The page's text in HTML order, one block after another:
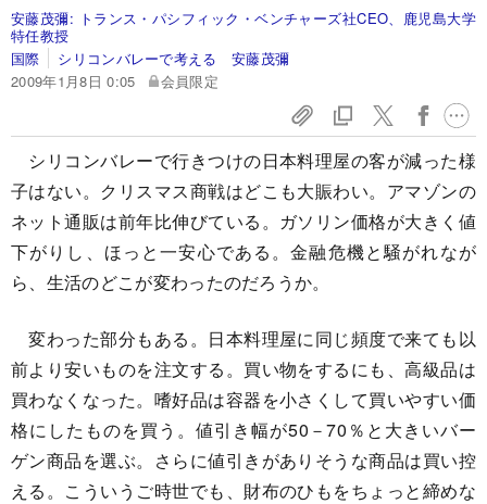
安藤茂彌: トランス・パシフィック・ベンチャーズ社CEO、鹿児島大学
特任教授
国際
シリコンバレーで考える 安藤茂彌
2009年1月8日 0:05
会員限定
シリコンバレーで行きつけの日本料理屋の客が減った様
子はない。クリスマス商戦はどこも大賑わい。アマゾンの
ネット通販は前年比伸びている。ガソリン価格が大きく値
下がりし、ほっと一安心である。金融危機と騒がれなが
ら、生活のどこが変わったのだろうか。
変わった部分もある。日本料理屋に同じ頻度で来ても以
前より安いものを注文する。買い物をするにも、高級品は
買わなくなった。嗜好品は容器を小さくして買いやすい価
格にしたものを買う。値引き幅が50－70％と大きいバー
ゲン商品を選ぶ。さらに値引きがありそうな商品は買い控
える。こういうご時世でも、財布のひもをちょっと締めな